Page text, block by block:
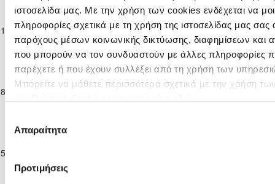
ιστοσελίδα μας. Με την χρήση των cookies ενδέχεται να
πληροφορίες σχετικά με τη χρήση της ιστοσελίδας μας
παρόχους μέσων κοινωνικής δικτύωσης, διαφημίσεων και
που μπορούν να τον συνδυαστούν με άλλες πληροφορίες
παρέχετε ή που έχουν συλλέξει από τη χρήση των
Μπορείτε να μάθετε περισσότερα σχετικά με την χρήση
συγκατάθεσης
Απαραίτητα
Προτιμήσεις
01-2025
Παγκύπριο
Πρωτάθλημα
Επίλεκτης
Κατηγορίας
ΣΤΟΚ
Η «ΑΚΑΝΘΟΥ»4 0ΟΛΥΜΠΙΑΣ
ΛΥΜΠΙΩΝ
01-2025
Παγκύπριο
Πρωτάθλημα
Επίλεκτης
ΕΝΩΣΗ 3 2 Η «ΑΚΑΝΘΟΥ»
01-2025
Παγκύπριο
Κατηγορίας
ΣΤΟΚ